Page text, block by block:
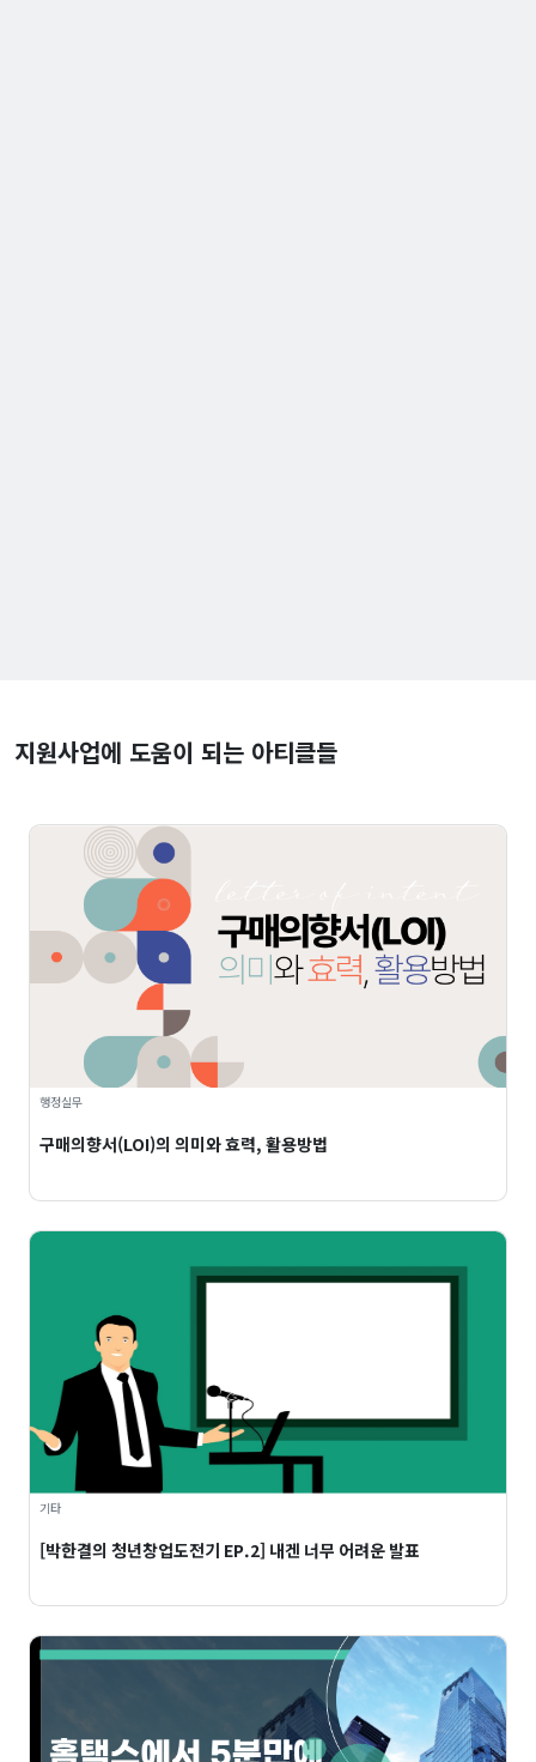
지원사업에 도움이 되는 아티클들
행정실무
구매의향서(LOI)의 의미와 효력, 활용방법
기타
[박한결의 청년창업도전기 EP.2] 내겐 너무 어려운 발표